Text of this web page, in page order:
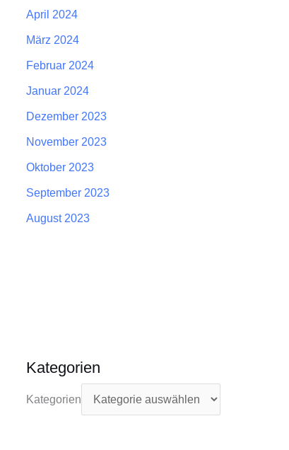
April 2024
März 2024
Februar 2024
Januar 2024
Dezember 2023
November 2023
Oktober 2023
September 2023
August 2023
Kategorien
Kategorien